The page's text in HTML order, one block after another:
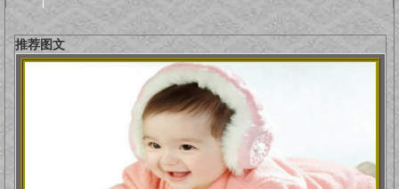
推荐图文